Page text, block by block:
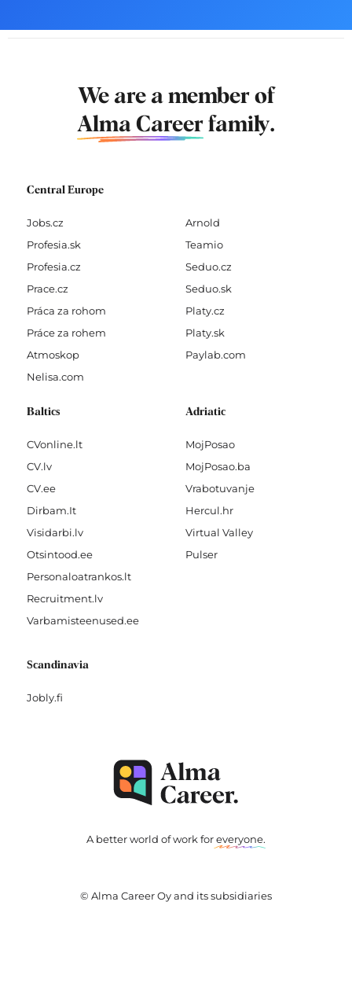
We are a member of
Alma Career family.
Central Europe
Jobs.cz
Profesia.sk
Profesia.cz
Prace.cz
Práca za rohom
Práce za rohem
Atmoskop
Nelisa.com
Arnold
Teamio
Seduo.cz
Seduo.sk
Platy.cz
Platy.sk
Paylab.com
Baltics
CVonline.lt
CV.lv
CV.ee
Dirbam.It
Visidarbi.lv
Otsintood.ee
Personaloatrankos.lt
Recruitment.lv
Varbamisteenused.ee
Adriatic
MojPosao
MojPosao.ba
Vrabotuvanje
Hercul.hr
Virtual Valley
Pulser
Scandinavia
Jobly.fi
A better world of work foreveryone.
© Alma Career Oy and its subsidiaries